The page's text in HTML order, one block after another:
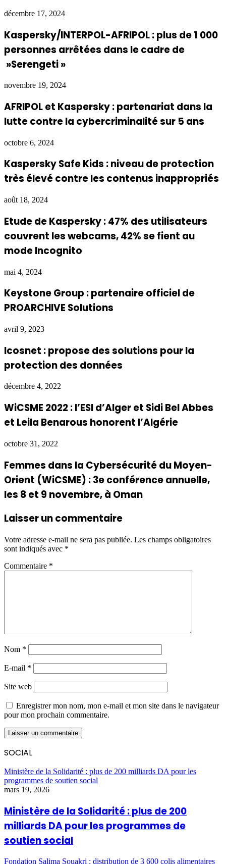
décembre 17, 2024
Kaspersky/INTERPOL-AFRIPOL : plus de 1 000
personnes arrêtées dans le cadre de
»Serengeti »
novembre 19, 2024
AFRIPOL et Kaspersky : partenariat dans la
lutte contre la cybercriminalité sur 5 ans
octobre 6, 2024
Kaspersky Safe Kids : niveau de protection
très élevé contre les contenus inappropriés
août 18, 2024
Etude de Kaspersky : 47% des utilisateurs
couvrent les webcams, 42% se fient au
mode Incognito
mai 4, 2024
Keystone Group : partenaire officiel de
PROARCHIVE Solutions
avril 9, 2023
Icosnet : propose des solutions pour la
protection des données
décembre 4, 2022
WiCSME 2022 : l’ESI d’Alger et Sidi Bel Abbes
et Leila Benarous honorent l’Algérie
octobre 31, 2022
Femmes dans la Cybersécurité du Moyen-
Orient (WiCSME) : 3e conférence annuelle,
les 8 et 9 novembre, à Oman
Laisser un commentaire
Votre adresse e-mail ne sera pas publiée. Les champs obligatoires
sont indiqués avec *
Commentaire *
Nom *
E-mail *
Site web
Enregistrer mon nom, mon e-mail et mon site dans le navigateur
pour mon prochain commentaire.
SOCIAL
Ministère de la Solidarité : plus de 200 milliards DA pour les
programmes de soutien social
mars 19, 2026
Ministère de la Solidarité : plus de 200
milliards DA pour les programmes de
soutien social
Fondation Salima Souakri : distribution de 3 600 colis alimentaires